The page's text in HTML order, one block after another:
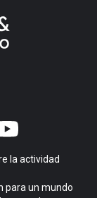
la actividad
para un mundo